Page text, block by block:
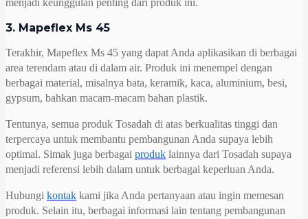
menjadi keunggulan penting dari produk ini.
3. Mapeflex Ms 45
Terakhir, Mapeflex Ms 45 yang dapat Anda aplikasikan di berbagai
area terendam atau di dalam air. Produk ini menempel dengan
berbagai material, misalnya bata, keramik, kaca, aluminium, besi,
gypsum, bahkan macam-macam bahan plastik.
Tentunya, semua produk Tosadah di atas berkualitas tinggi dan
terpercaya untuk membantu pembangunan Anda supaya lebih
optimal. Simak juga berbagai produk lainnya dari Tosadah supaya
menjadi referensi lebih dalam untuk berbagai keperluan Anda.
Hubungi kontak kami jika Anda pertanyaan atau ingin memesan
produk. Selain itu, berbagai informasi lain tentang pembangunan